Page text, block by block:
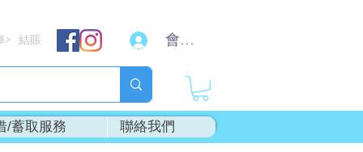
結賬 會員登入
/蓄取服務 聯絡我們